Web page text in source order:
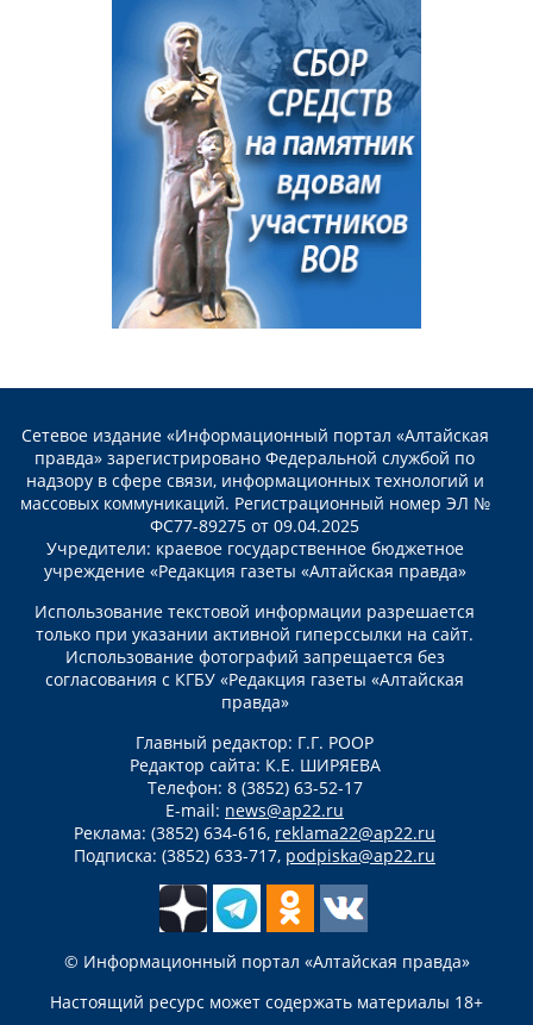
Сетевое издание «Информационный портал «Алтайская
правда» зарегистрировано Федеральной службой по
надзору в сфере связи, информационных технологий и
массовых коммуникаций. Регистрационный номер ЭЛ №
ФС77-89275 от 09.04.2025
Учредители: краевое государственное бюджетное
учреждение «Редакция газеты «Алтайская правда»
Использование текстовой информации разрешается
только при указании активной гиперссылки на сайт.
Использование фотографий запрещается без
согласования с КГБУ «Редакция газеты «Алтайская
правда»
Главный редактор: Г.Г. РООР
Редактор сайта: К.Е. ШИРЯЕВА
Телефон: 8 (3852) 63-52-17
E-mail: news@ap22.ru
Реклама: (3852) 634-616, reklama22@ap22.ru
Подписка: (3852) 633-717, podpiska@ap22.ru
© Информационный портал «Алтайская правда»
Настоящий ресурс может содержать материалы 18+